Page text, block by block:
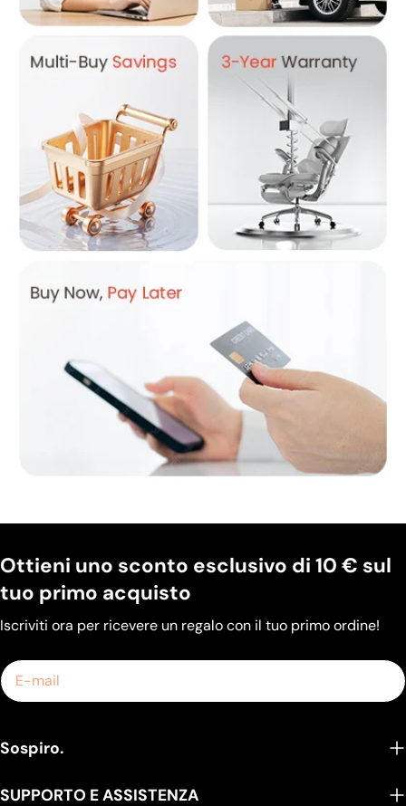
Sospiro.
SUPPORTO E ASSISTENZA
Ottieni uno sconto esclusivo di 10 € sul
tuo primo acquisto
Iscriviti ora per ricevere un regalo con il tuo primo ordine!
E-
mail